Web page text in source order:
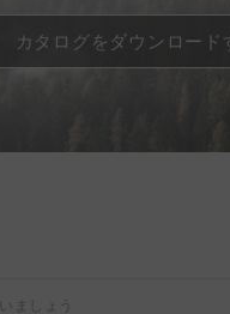
カタログをダウンロード
ましょう